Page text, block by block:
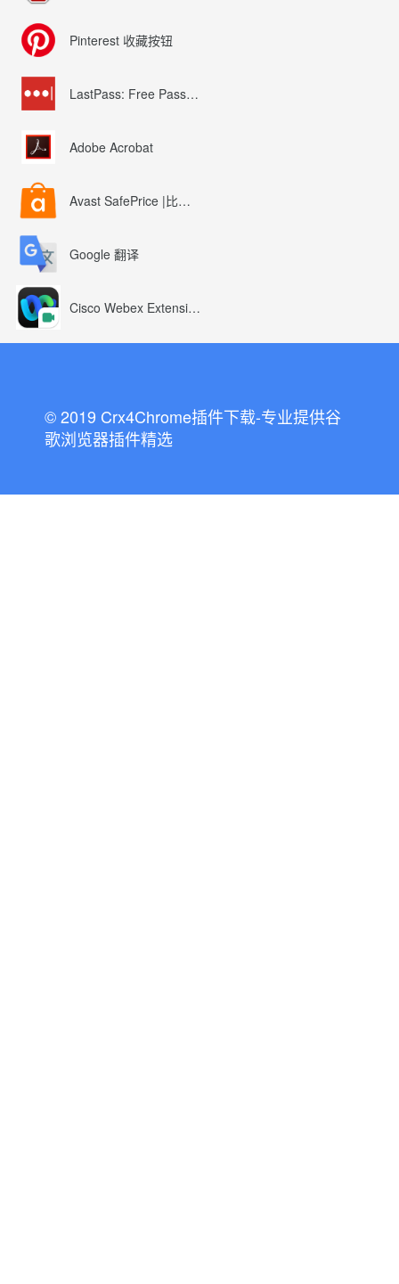
Pinterest 收藏按钮
LastPass: Free Password Manager
Adobe Acrobat
Avast SafePrice |比较、交易、优惠券
Google 翻译
Cisco Webex Extension
© 2019 Crx4Chrome插件下载-专业提供谷
歌浏览器插件精选